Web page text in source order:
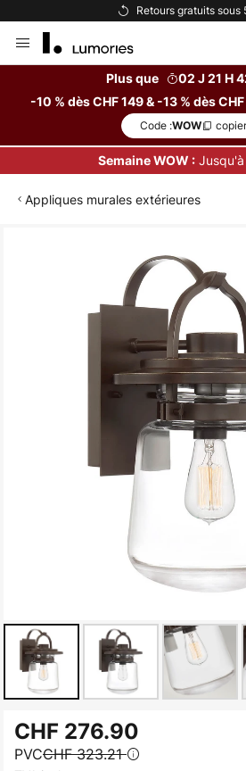
Retours gratuits sous
Allez
au
Plus que
02 J 21 H
-10 % dès CHF 149 & -13 % dès
Code :WOW copier
Semaine WOW :Jusqu'à
Appliques murales extérieures
to
the
CHF 276.90
PVCCHF 323.21